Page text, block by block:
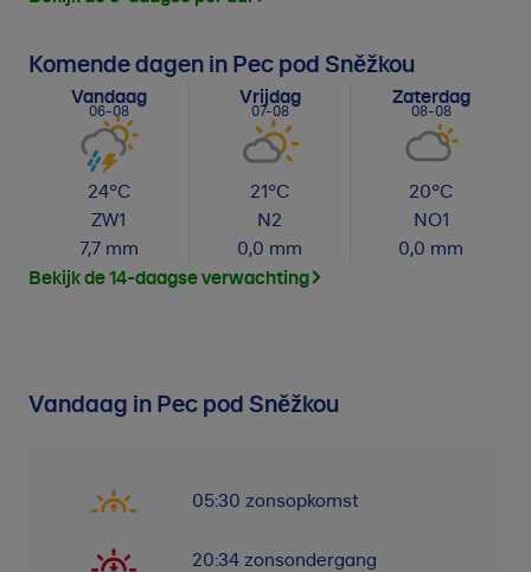
Komende dagen in Pec pod Sněžkou
Vandaag
06-08
24°C
ZW1
7,7mm
Vrijdag
07-08
21°C
N 2
0,0 mm
Zaterdag
08-08
20°C
NO1
0,0 mm
Bekijk de 14-daagse verwachting
Vandaag in Pec pod Sněžkou
05:30 zonsopkomst
20:34 zonsondergang